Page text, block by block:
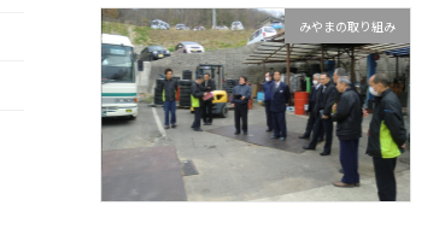
みやまの取り組み